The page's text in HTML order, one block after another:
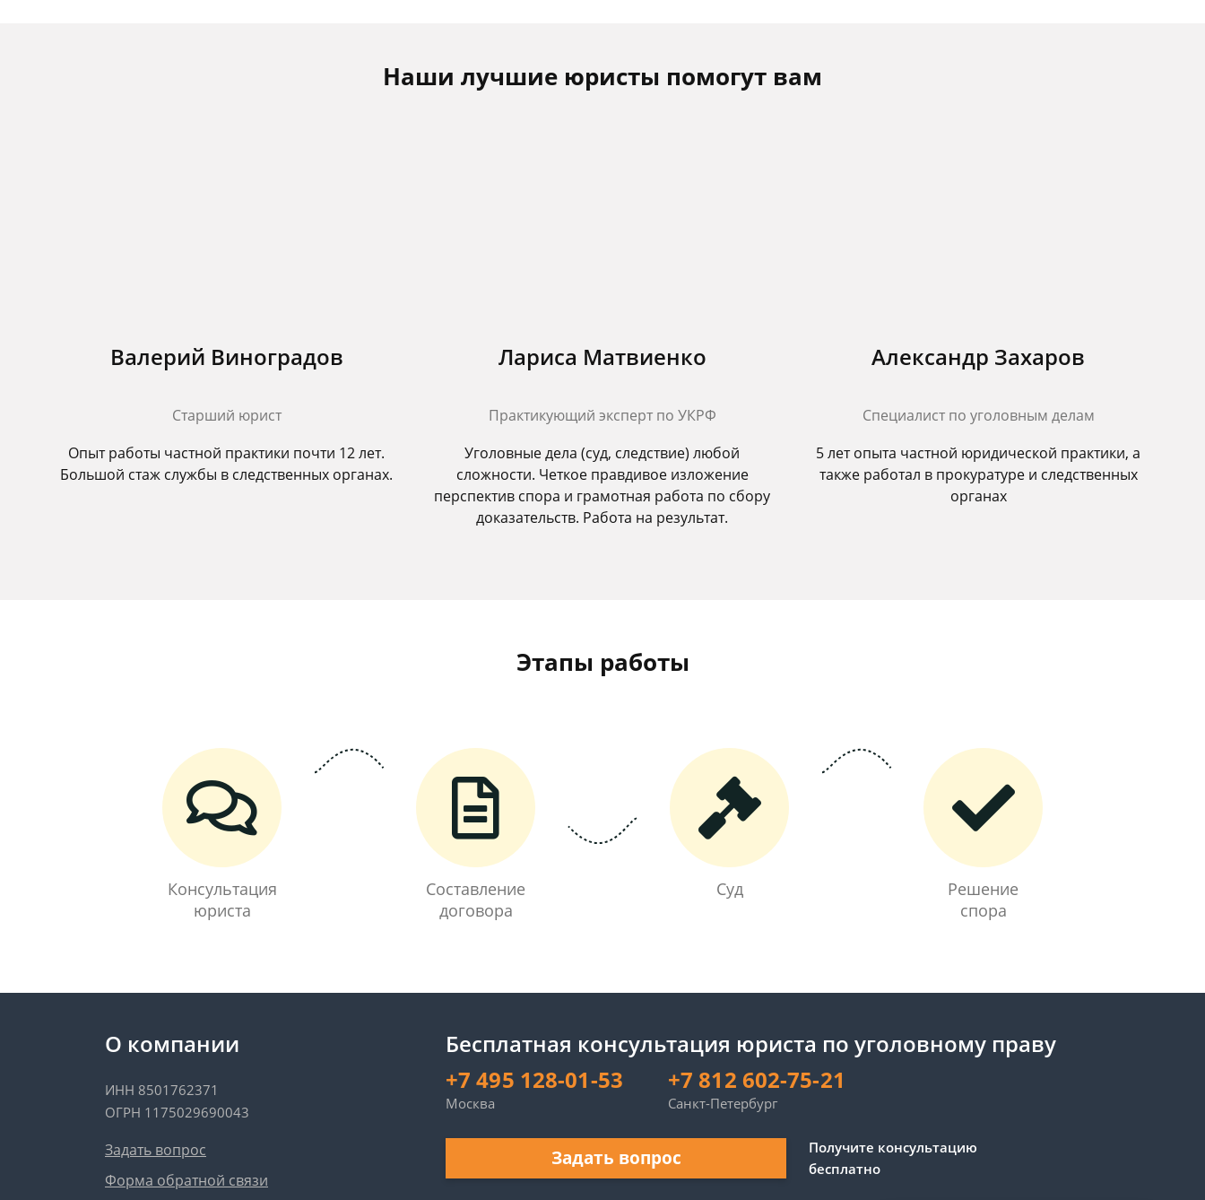
Наши лучшие юристы помогут вам
Валерий Виноградов
Старший юрист
Опыт работы частной практики почти 12 лет.
Большой стаж службы в следственных органах.
Лариса Матвиенко
Практикующий эксперт по УКРФ
Уголовные дела (суд, следствие) любой
сложности. Четкое правдивое изложение
перспектив спора и грамотная работа по сбору
доказательств. Работа на результат.
Александр Захаров
Специалист по уголовным делам
5 лет опыта частной юридической практики, а
также работал в прокуратуре и следственных
органах
Этапы работы
Консультация
юриста
Составление
договора
Суд
Решение
спора
О компании
ИНН 8501762371
ОГРН 1175029690043
Задать вопрос
Форма обратной связи
Бесплатная консультация юриста по уголовному праву
+7 495 128-01-53
Москва
+7 812 602-75-21
Санкт-Петербург
Задать вопрос
Получите консультацию
бесплатно
Здравствуйте! Я дежурный
юрист-консультант сайта,